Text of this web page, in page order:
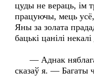
цуды не вераць, ім
працуючы, мець
Яны за золата
бацькі цанілі
— Аднак
сказаў я. — Багаты